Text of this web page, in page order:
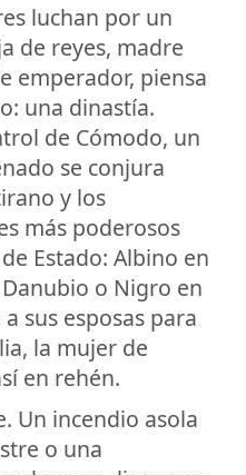
luchan por un
de reyes, madre
emperador, piensa
una dinastía.
de Cómodo, un
se conjura
y los
más poderosos
Estado: Albino en
o Nigro en
sus esposas para
la mujer de
en rehén.
Un incendio asola
o una